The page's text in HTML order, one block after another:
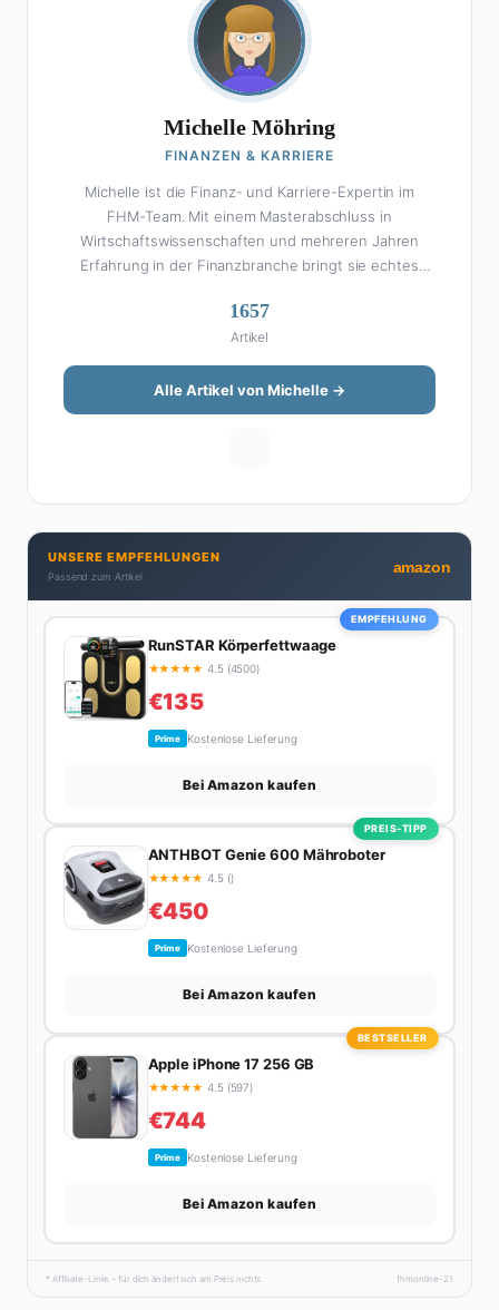
Michelle Möhring
FINANZEN & KARRIERE
Michelle ist die Finanz- und Karriere-Expertin im
FHM-Team. Mit einem Masterabschluss in
Wirtschaftswissenschaften und mehreren Jahren
Erfahrung in der Finanzbranche bringt sie echtes
Michelle klingt Altersvorsorge nicht wie eine
Steuererklärung. Ihre Stärke liegt darin, komplexe
Finanzthemen so aufzubereiten, dass sie jeder
versteht – ohne Fachchinesisch, dafür mit konkreten
Tipps zum Umsetzen. Von ETF-Strategien über
Privatleben unter einen Hut bekommt. Privat ist sie
bekennende Kaffee-Süchtige (3+ Tassen am Tag,
Minimum), Podcast-Hörerin und verbringt ihre
Wochenenden am liebsten in der Natur oder auf dem
1657
Artikel
Alle Artikel von Michelle →
UNSERE EMPFEHLUNGEN
Passend zum Artikel
amazon
EMPFEHLUNG
RunSTAR Körperfettwaage
★★★★★ 4.5 (4500)
€135
Prime Kostenlose Lieferung
Bei Amazon kaufen
PREIS-TIPP
ANTHBOT Genie 600 Mähroboter
★★★★★ 4.5 ()
€450
Prime Kostenlose Lieferung
Bei Amazon kaufen
BESTSELLER
Apple iPhone 17 256 GB
★★★★★ 4.5 (597)
€744
Prime Kostenlose Lieferung
Bei Amazon kaufen
* Affiliate-Links – für dich ändert sich am Preis nichts. fhmonline-21